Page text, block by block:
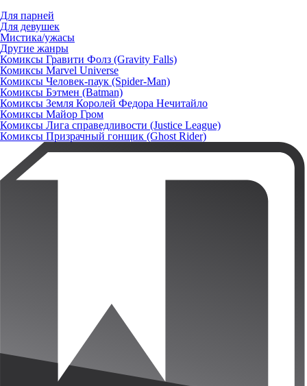
Для парней
Для девушек
Мистика/ужасы
Другие жанры
Комиксы Гравити Фолз (Gravity Falls)
Комиксы Marvel Universe
Комиксы Человек-паук (Spider-Man)
Комиксы Бэтмен (Batman)
Комиксы Земля Королей Федора Нечитайло
Комиксы Майор Гром
Комиксы Лига справедливости (Justice League)
Комиксы Призрачный гонщик (Ghost Rider)